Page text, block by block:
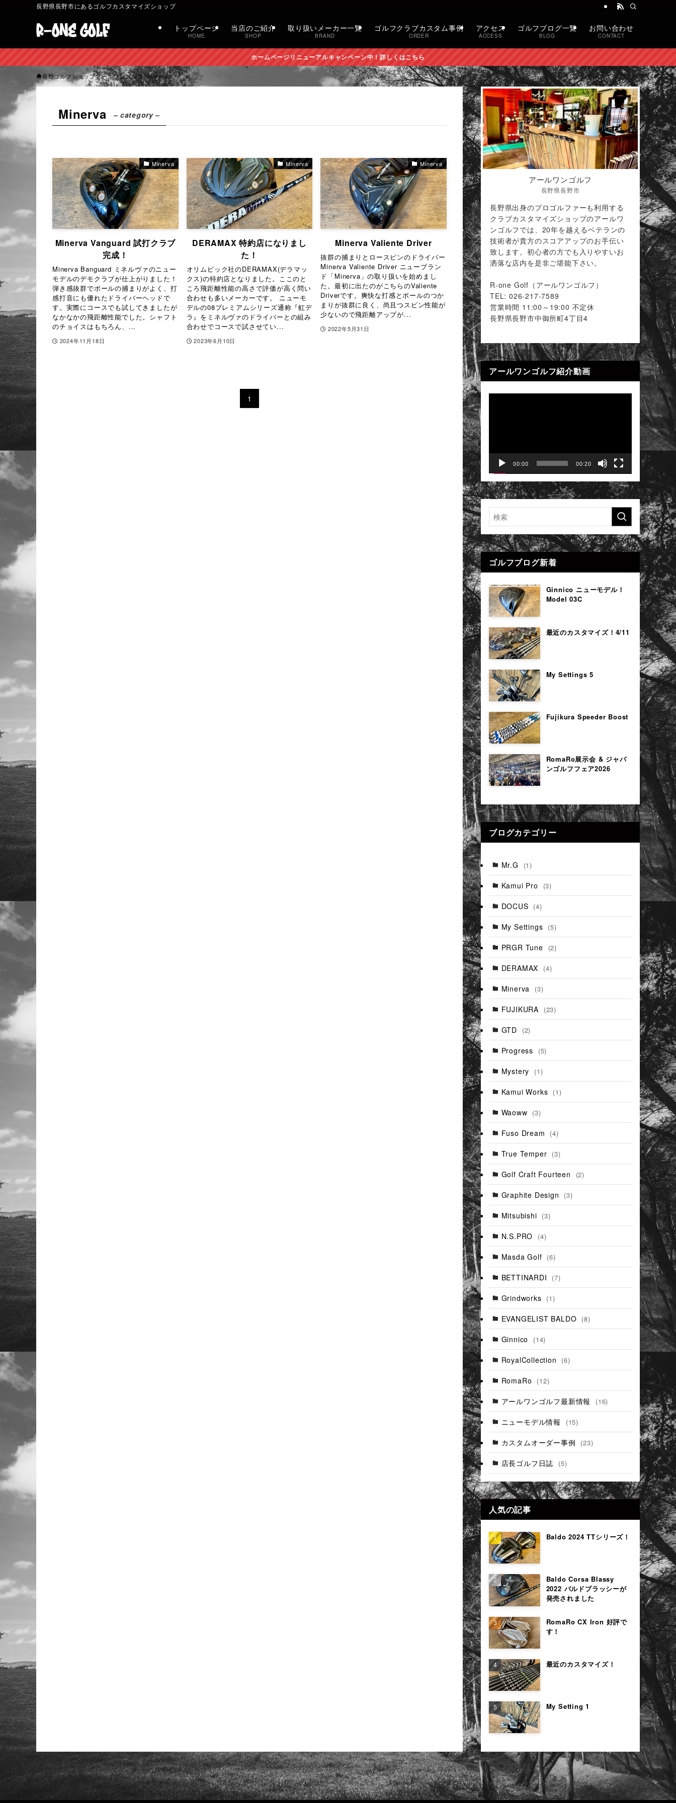
長野県長野市にあるゴルフカスタマイズショップ
トップページ
HOME
当店のご紹介
SHOP
取り扱いメーカー一覧
BRAND
ゴルフクラブカスタム事例
ORDER
アクセス
ACCESS
ゴルフブログ一覧
BLOG
お問い合わせ
CONTACT
ホームページリニューアルキャンペーン中！詳しくはこちら
長野ゴルフショップアールワンゴルフ Minerva
Minerva – category –
Minerva
Minerva Vanguard 試打クラブ
完成！
Minerva Banguard ミネルヴァのニュー
モデルのデモクラブが仕上がりました！
弾き感抜群でボールの捕まりがよく、打
感打音にも優れたドライバーヘッドで
す。実際にコースでも試してきましたが
なかなかの飛距離性能でした。シャフト
のチョイスはもちろん、...
2024年11月18日
Minerva
DERAMAX 特約店になりまし
た！
オリムピック社のDERAMAX(デラマッ
クス)の特約店となりました。ここのと
ころ飛距離性能の高さで評価が高く問い
合わせも多いメーカーです。 ニューモ
デルの08プレミアムシリーズ通称『虹デ
ラ』をミネルヴァのドライバーとの組み
合わせでコースで試させてい...
2023年6月10日
Minerva
Minerva Valiente Driver
抜群の捕まりとロースピンのドライバー
Minerva Valiente Driver ニューブラン
ド「Minerva」の取り扱いを始めまし
た。最初に出たのがこちらのValiente
Driverです。爽快な打感とボールのつか
まりが抜群に良く、尚且つスピン性能が
少ないので飛距離アップが...
2022年5月31日
1
アールワンゴルフ
長野県長野市
長野県出身のプロゴルファーも利用する
クラブカスタマイズショップのアールワ
ンゴルフでは、20年を越えるベテランの
技術者が貴方のスコアアップのお手伝い
致します。初心者の方でも入りやすいお
洒落な店内を是非ご堪能下さい。
R-one Golf（アールワンゴルフ）
TEL: 026-217-7589
営業時間 11:00～19:00 不定休
長野県長野市中御所町4丁目4
アールワンゴルフ紹介動画
ヤ
00:00 00:20
ゴルフブログ新着
Ginnico ニューモデル！
Model 03C
最近のカスタマイズ！4/11
My Settings 5
Fujikura Speeder Boost
RomaRo展示会 & ジャパ
ンゴルフフェア2026
ブログカテゴリー
Mr.G (1)
Kamui Pro (3)
DOCUS (4)
My Settings (5)
PRGR Tune (2)
DERAMAX (4)
Minerva (3)
FUJIKURA (23)
GTD (2)
Progress (5)
Mystery (1)
Kamui Works (1)
Waoww (3)
Fuso Dream (4)
True Temper (3)
Golf Craft Fourteen (2)
Graphite Design (3)
Mitsubishi (3)
N.S.PRO (4)
Masda Golf (6)
BETTINARDI (7)
Grindworks (1)
EVANGELIST BALDO (8)
Ginnico (14)
RoyalCollection (6)
RomaRo (12)
アールワンゴルフ最新情報 (16)
ニューモデル情報 (15)
カスタムオーダー事例 (23)
店長ゴルフ日誌 (5)
人気の記事
Baldo 2024 TTシリーズ！
Baldo Corsa Blassy
2022 バルドブラッシーが
発売されました
RomaRo CX Iron 好評で
す！
最近のカスタマイズ！
My Setting 1